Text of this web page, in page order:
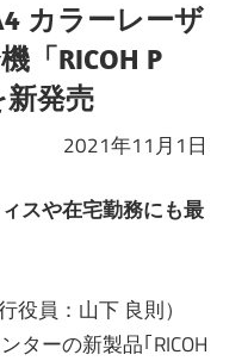
カラーレーザ
「RICOH P
新発売
2021年11月1日
スや在宅勤務にも最
員：山下 良則）
ターの新製品｢RICOH